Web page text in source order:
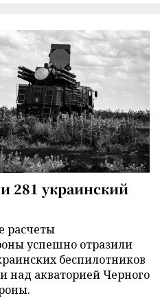
281 украинский
расчеты
успешно отразили
беспилотников
над акваторией Черного